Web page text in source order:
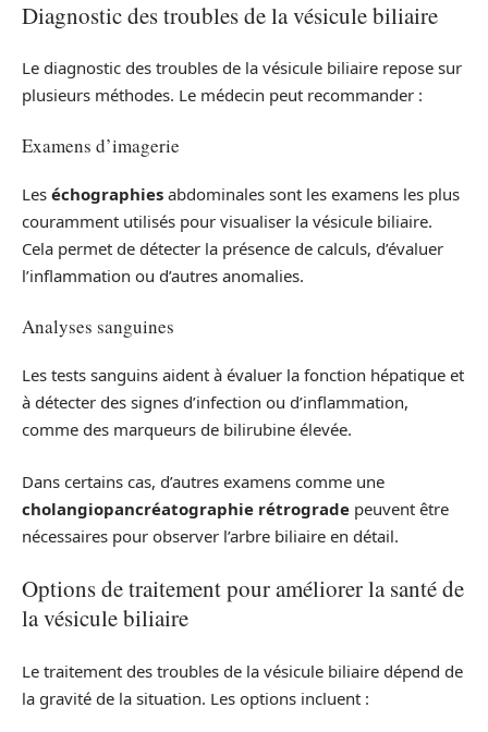
Diagnostic des troubles de la vésicule biliaire
Le diagnostic des troubles de la vésicule biliaire repose sur
plusieurs méthodes. Le médecin peut recommander :
Examens d’imagerie
Les échographies abdominales sont les examens les plus
couramment utilisés pour visualiser la vésicule biliaire.
Cela permet de détecter la présence de calculs, d’évaluer
l’inflammation ou d’autres anomalies.
Analyses sanguines
Les tests sanguins aident à évaluer la fonction hépatique et
à détecter des signes d’infection ou d’inflammation,
comme des marqueurs de bilirubine élevée.
Dans certains cas, d’autres examens comme une
cholangiopancréatographie rétrograde peuvent être
nécessaires pour observer l’arbre biliaire en détail.
Options de traitement pour améliorer la santé de
la vésicule biliaire
Le traitement des troubles de la vésicule biliaire dépend de
la gravité de la situation. Les options incluent :